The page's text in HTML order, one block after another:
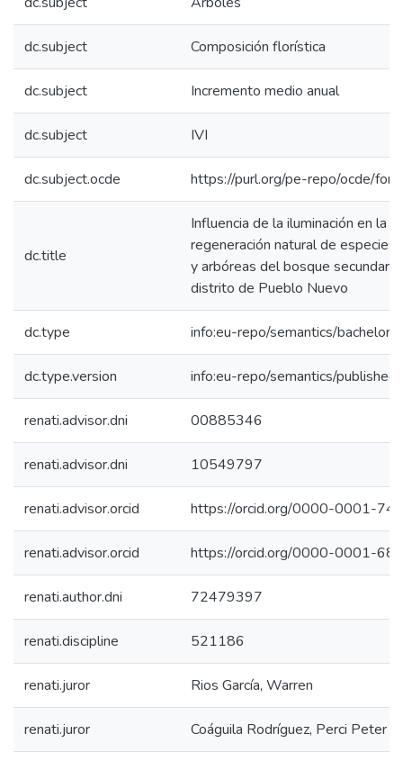
dc.subject Composición florística
dc.subject Incremento medio anual
dc.subject IVI
dc.subject.ocde https://purl.org/pe-repo/ocde/
dc.title
Influencia de la iluminación en la
regeneración natural de especies
y arbóreas del bosque
distrito de Pueblo Nuevo
dc.type info:eu-repo/semantics/
dc.type.version info:eu-repo/semantics/
renati.advisor.dni 00885346
renati.advisor.dni 10549797
renati.advisor.orcid https://orcid.org/0000-0001-
renati.advisor.orcid https://orcid.org/0000-0001-
renati.author.dni 72479397
renati.discipline 521186
renati.juror Rios García, Warren
renati.juror Coáguila Rodríguez, Perci Peter